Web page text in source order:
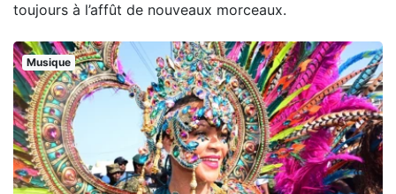
toujours à l’affût de nouveaux morceaux.
Musique